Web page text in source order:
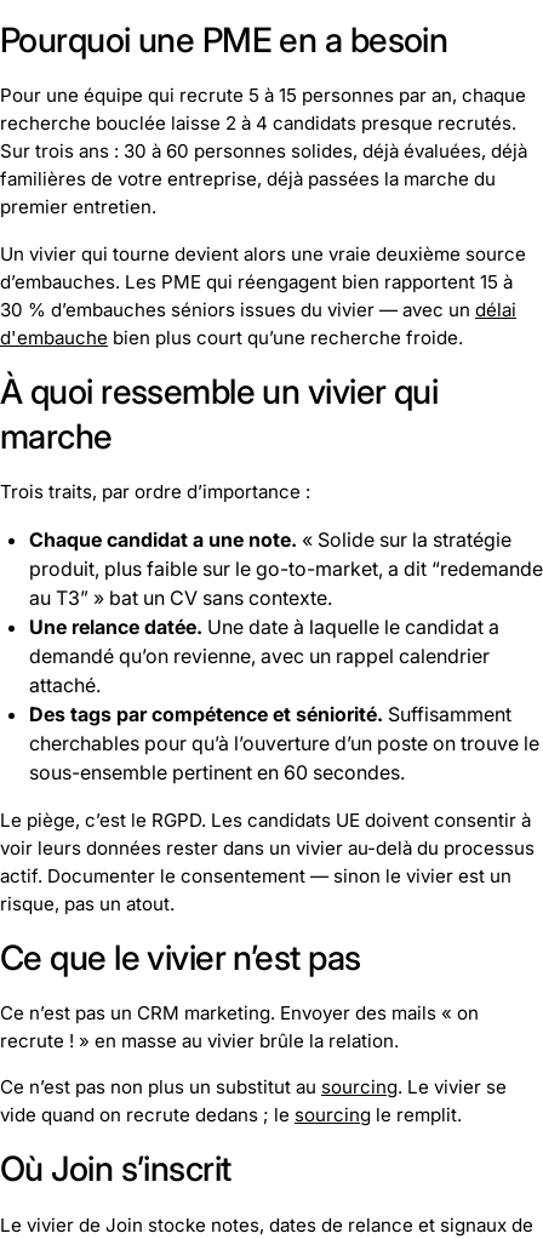
Pourquoi une PME en a besoin
Pour une équipe qui recrute 5 à 15 personnes par an, chaque
recherche bouclée laisse 2 à 4 candidats presque recrutés.
Sur trois ans : 30 à 60 personnes solides, déjà évaluées, déjà
familières de votre entreprise, déjà passées la marche du
premier entretien.
Un vivier qui tourne devient alors une vraie deuxième source
d’embauches. Les PME qui réengagent bien rapportent 15 à
30 % d’embauches séniors issues du vivier — avec un délai
d'embauche bien plus court qu’une recherche froide.
À quoi ressemble un vivier qui
marche
Trois traits, par ordre d’importance :
Chaque candidat a une note. « Solide sur la stratégie
produit, plus faible sur le go-to-market, a dit “redemande
au T3” » bat un CV sans contexte.
Une relance datée. Une date à laquelle le candidat a
demandé qu’on revienne, avec un rappel calendrier
attaché.
Des tags par compétence et séniorité. Suffisamment
cherchables pour qu’à l’ouverture d’un poste on trouve le
sous-ensemble pertinent en 60 secondes.
Le piège, c’est le RGPD. Les candidats UE doivent consentir à
voir leurs données rester dans un vivier au-delà du processus
actif. Documenter le consentement — sinon le vivier est un
risque, pas un atout.
Ce que le vivier n’est pas
Ce n’est pas un CRM marketing. Envoyer des mails « on
recrute ! » en masse au vivier brûle la relation.
Ce n’est pas non plus un substitut au sourcing. Le vivier se
vide quand on recrute dedans ; le sourcing le remplit.
Où Join s’inscrit
Le vivier de Join stocke notes, dates de relance et signaux de